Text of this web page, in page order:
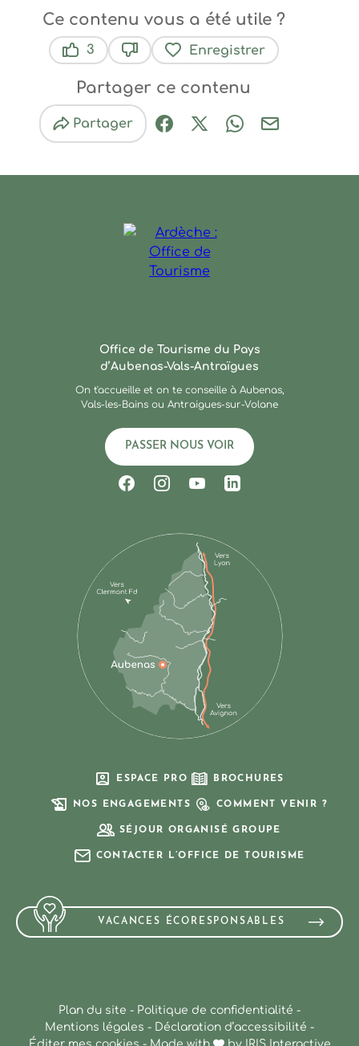
Ce contenu vous a été utile ?
3
Enregistrer
Partager ce contenu
Partager
Partager sur Facebook
Partager sur X / Twitter
Partager sur
Partager par
Office de Tourisme du Pays
d’Aubenas-Vals-Antraïgues
On t'accueille et on te conseille à Aubenas,
Vals-les-Bains ou Antraigues-sur-Volane
PASSER NOUS VOIR
Suivez-nous sur Facebook
Suivez-nous sur Instagram
Suivez-nous sur
Suivez-nous sur
ESPACE PRO BROCHURES
NOS ENGAGEMENTS COMMENT VENIR ?
SÉJOUR ORGANISÉ GROUPE
CONTACTER L’OFFICE DE TOURISME
VACANCES ÉCORESPONSABLES
Plan du site - Politique de confidentialité -
Mentions légales - Déclaration d’accessibilité -